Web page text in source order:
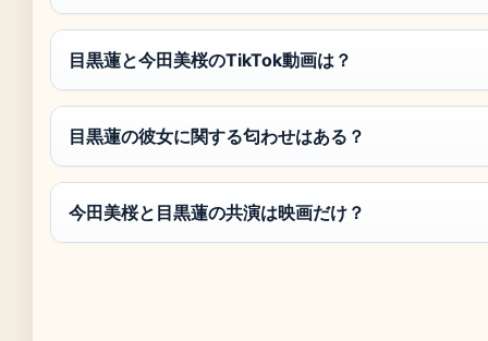
目黒蓮と今田美桜のTikTok動画は？
目黒蓮の彼女に関する匂わせはある？
今田美桜と目黒蓮の共演は映画だけ？